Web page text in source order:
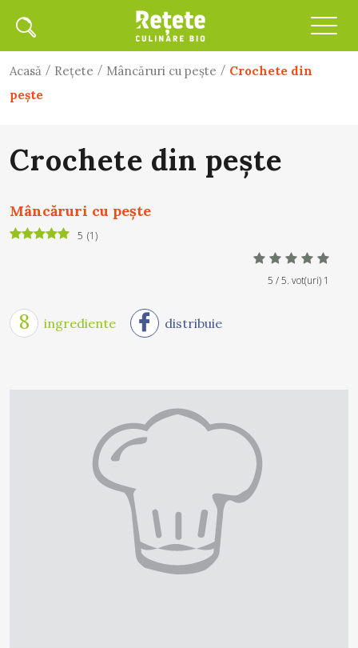
Acasă / Rețete / Mâncăruri cu peşte / Crochete din
peşte
Crochete din peşte
Mâncăruri cu peşte
5 (1)
5 / 5. vot(uri) 1
8 ingrediente distribuie